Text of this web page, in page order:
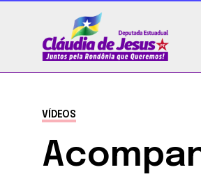
VÍDEOS